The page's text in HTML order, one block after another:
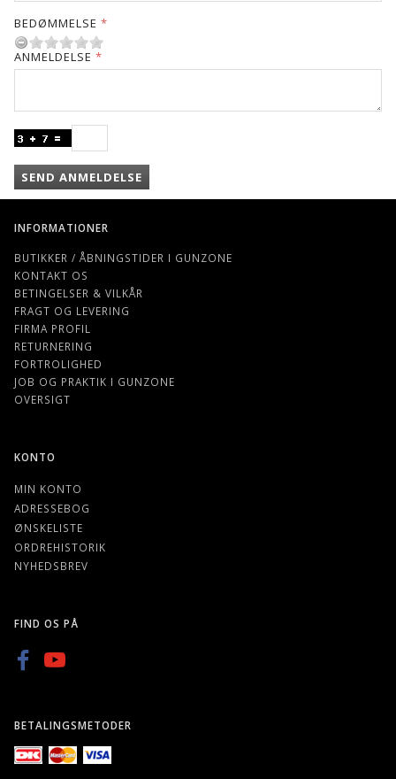
BEDØMMELSE
ANMELDELSE
SEND ANMELDELSE
INFORMATIONER
BUTIKKER / ÅBNINGSTIDER I GUNZONE
KONTAKT OS
BETINGELSER & VILKÅR
FRAGT OG LEVERING
FIRMA PROFIL
RETURNERING
FORTROLIGHED
JOB OG PRAKTIK I GUNZONE
OVERSIGT
KONTO
MIN KONTO
ADRESSEBOG
ØNSKELISTE
ORDREHISTORIK
NYHEDSBREV
FIND OS PÅ
BETALINGSMETODER